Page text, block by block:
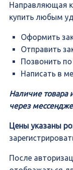
Направляющая
купить любым
Оформить
Отправить
Позвонить
Написать в
Наличие товара
через
Цены указаны
После